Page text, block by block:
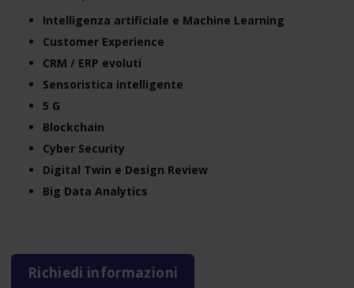
Intelligenza artificiale e Machine Learning
Customer Experience
CRM / ERP evoluti
Sensoristica intelligente
5 G
Blockchain
Cyber Security
Digital Twin e Design Review
Big Data Analytics
Richiedi informazioni